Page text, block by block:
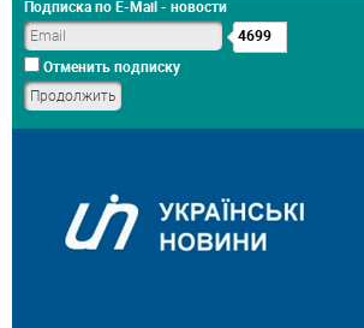
Подписка по E-Mail - новости
4699
Отменить подписку